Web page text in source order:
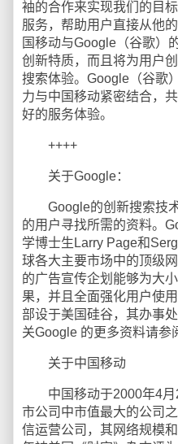
袖的合作来实现我们的目
服务，帮助用户直接从他
国移动与Google（谷歌）
创新特质，而且将为用户
搜索体验。Google（谷歌
力与中国移动紧密结合，
好的服务体验。
++++
关于Google：
Google的创新搜索技术
的用户寻找所需的资料。
学博士生Larry Page和
球各大主要市场中的顶级
的广告宣传企划能够为大
果，并且全面强化用户使
部设于美国硅谷，其办事
关Google 的更多资料请参
关于中国移动
中国移动于2000年4月
市公司中市值最大的公司
信运营公司，其网络规模